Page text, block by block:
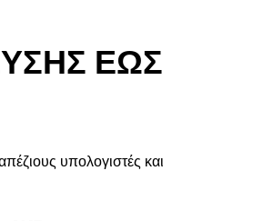
ΕΩΣ
υπολογιστές και